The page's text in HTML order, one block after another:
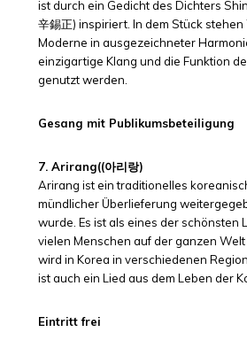
ist durch ein Gedicht des Dichters
辛錫正) inspiriert. In dem Stück
Moderne in ausgezeichneter
einzigartige Klang und die Funktion
genutzt werden.
Gesang mit Publikumsbeteiligung
7. Arirang((아리랑)
Arirang ist ein traditionelles
mündlicher Überlieferung
wurde. Es ist als eines der schönsten
vielen Menschen auf der ganzen
wird in Korea in verschiedenen
ist auch ein Lied aus dem Leben der
Eintritt frei